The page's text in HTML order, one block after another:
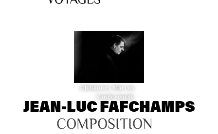
©Johannes Marcus
Vandevoorde
JEAN-LUC FAFCHAMPS
COMPOSITION